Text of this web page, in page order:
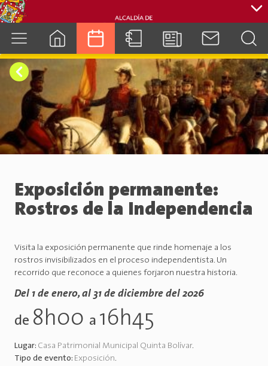
cuenca.gob.ec
Exposición permanente:
Rostros de la Independencia
Visita la exposición permanente que rinde homenaje a los
rostros invisibilizados en el proceso independentista. Un
recorrido que reconoce a quienes forjaron nuestra historia.
Del 1 de enero, al 31 de diciembre del 2026
de 8h00 a 16h45
Lugar: Casa Patrimonial Municipal Quinta Bolívar.
Tipo de evento: Exposición.